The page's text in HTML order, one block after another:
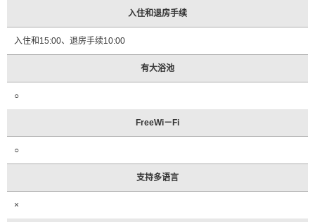
入住和退房手续
入住和15:00、退房手续10:00
有大浴池
○
FreeWi－Fi
○
支持多语言
×